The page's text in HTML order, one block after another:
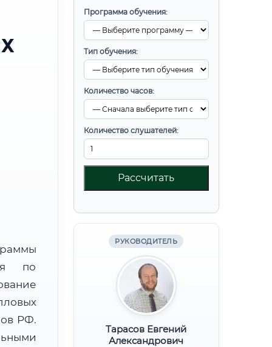
Программа обучения:
Тип обучения:
Количество часов:
Количество слушателей:
Рассчитать
РУКОВОДИТЕЛЬ
Тарасов Евгений
Александрович
по
РФ.